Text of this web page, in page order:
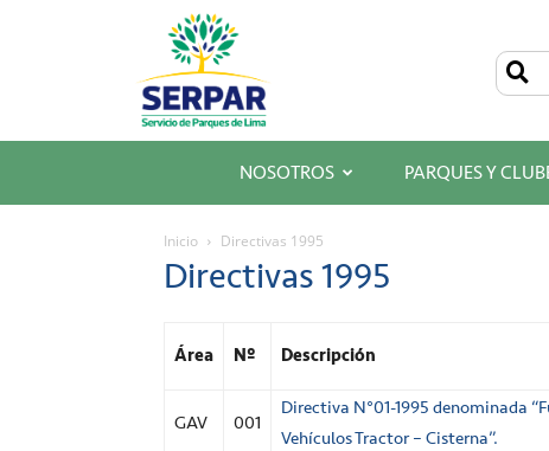
SERPAR
–
Servicio
de
Parques
de
NOSOTROS PARQUES Y
Inicio Directivas 1995
Directivas 1995
Área Nº Descripción
GAV 001
Directiva N°01-1995 denominada
Vehículos Tractor – Cisterna”.